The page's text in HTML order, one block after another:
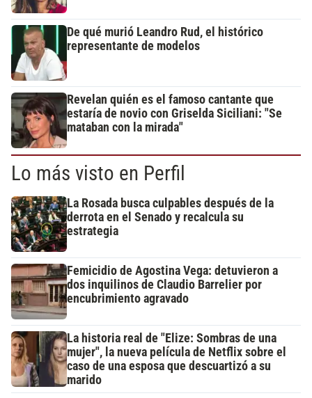
De qué murió Leandro Rud, el histórico
representante de modelos
Revelan quién es el famoso cantante que
estaría de novio con Griselda Siciliani: "Se
mataban con la mirada"
Lo más visto en Perfil
La Rosada busca culpables después de la
derrota en el Senado y recalcula su
estrategia
Femicidio de Agostina Vega: detuvieron a
dos inquilinos de Claudio Barrelier por
encubrimiento agravado
La historia real de "Elize: Sombras de una
mujer", la nueva película de Netflix sobre el
caso de una esposa que descuartizó a su
marido